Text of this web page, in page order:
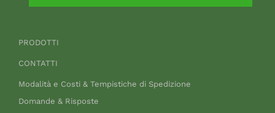
PRODOTTI
CONTATTI
Modalità e Costi & Tempistiche di Spedizione
Domande & Risposte